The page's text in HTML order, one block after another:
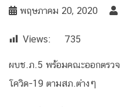
พฤษภาคม 20, 2020
Views: 735
ผบช.ภ.5 พร้อมคณะออกตรวจ
โควิด-19 ตามสภ.ต่างๆ